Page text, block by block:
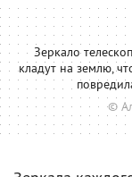
Зеркало
кладут на землю,
©